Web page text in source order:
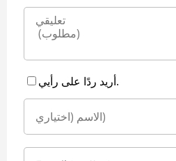
أريد ردًا على رأيي.